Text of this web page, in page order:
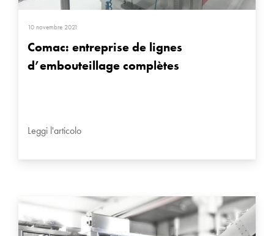
10 novembre 2021
Comac: entreprise de lignes
d’embouteillage complètes
Leggi l'articolo